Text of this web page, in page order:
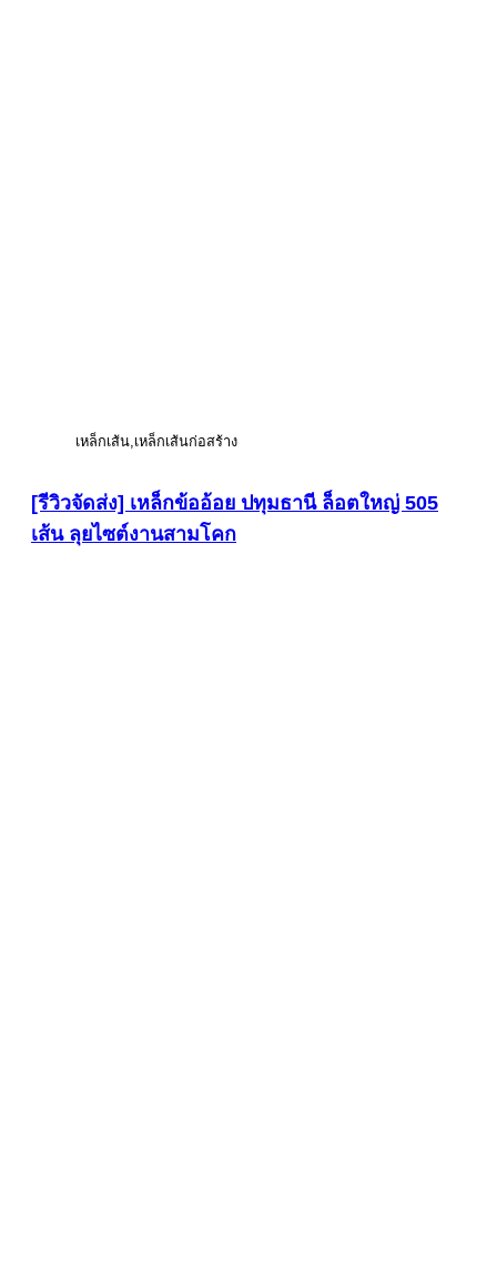
เหล็กเส้น เหล็กเส้นก่อสร้าง
[รีวิวจัดส่ง] เหล็กข้ออ้อย ปทุมธานี ล็อตใหญ่ 505
เส้น ลุยไซต์งานสามโคก